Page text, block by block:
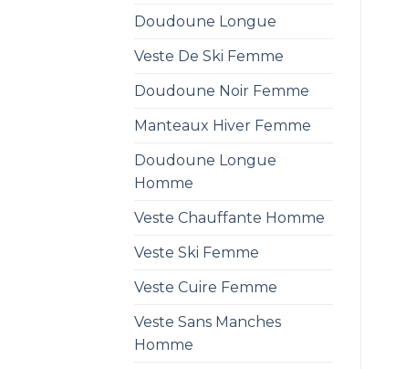
Doudoune Longue
Veste De Ski Femme
Doudoune Noir Femme
Manteaux Hiver Femme
Doudoune Longue
Homme
Veste Chauffante Homme
Veste Ski Femme
Veste Cuire Femme
Veste Sans Manches
Homme